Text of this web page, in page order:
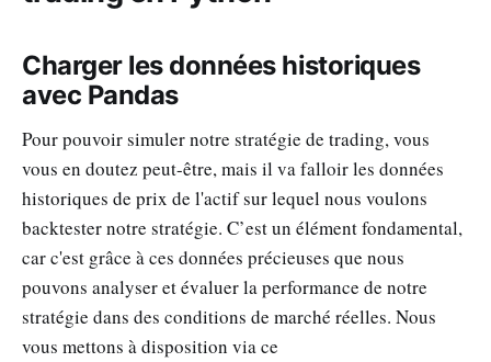
Charger les données historiques
avec Pandas
Pour pouvoir simuler notre stratégie de trading, vous
vous en doutez peut-être, mais il va falloir les données
historiques de prix de l'actif sur lequel nous voulons
backtester notre stratégie. C’est un élément fondamental,
car c'est grâce à ces données précieuses que nous
pouvons analyser et évaluer la performance de notre
stratégie dans des conditions de marché réelles. Nous
vous mettons à disposition via ce